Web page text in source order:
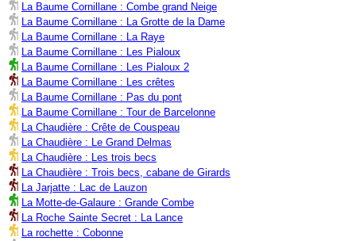
La Baume Cornillane : Combe grand Neige
La Baume Cornillane : La Grotte de la Dame
La Baume Cornillane : La Raye
La Baume Cornillane : Les Pialoux
La Baume Cornillane : Les Pialoux 2
La Baume Cornillane : Les crêtes
La Baume Cornillane : Pas du pont
La Baume Cornillane : Tour de Barcelonne
La Chaudière : Crête de Couspeau
La Chaudière : Le Grand Delmas
La Chaudière : Les trois becs
La Chaudière : Trois becs, cabane de Girards
La Jarjatte : Lac de Lauzon
La Motte-de-Galaure : Grande Combe
La Roche Sainte Secret : La Lance
La rochette : Cobonne